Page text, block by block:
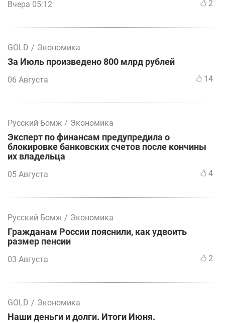
Вчера 05:12 2
GOLD / Экономика
За Июль произведено 800 млрд рублей
06 Августа 14
Русский Бомж / Экономика
Эксперт по финансам предупредила о
блокировке банковских счетов после кончины
их владельца
05 Августа 4
Русский Бомж / Экономика
Гражданам России пояснили, как удвоить
размер пенсии
03 Августа 2
GOLD / Экономика
Наши деньги и долги. Итоги Июня.